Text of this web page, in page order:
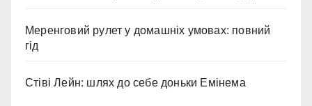
Меренговий рулет у домашніх умовах: повний
гід
Стіві Лейн: шлях до себе доньки Емінема